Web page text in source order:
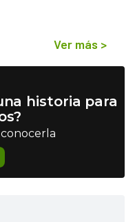
Ver más >
historia para